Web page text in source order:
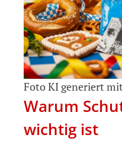
Foto KI generiert
Warum
wichtig ist